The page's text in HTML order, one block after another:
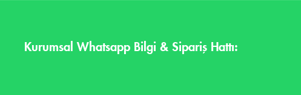
Kurumsal Whatsapp Bilgi & Sipariş Hattı: